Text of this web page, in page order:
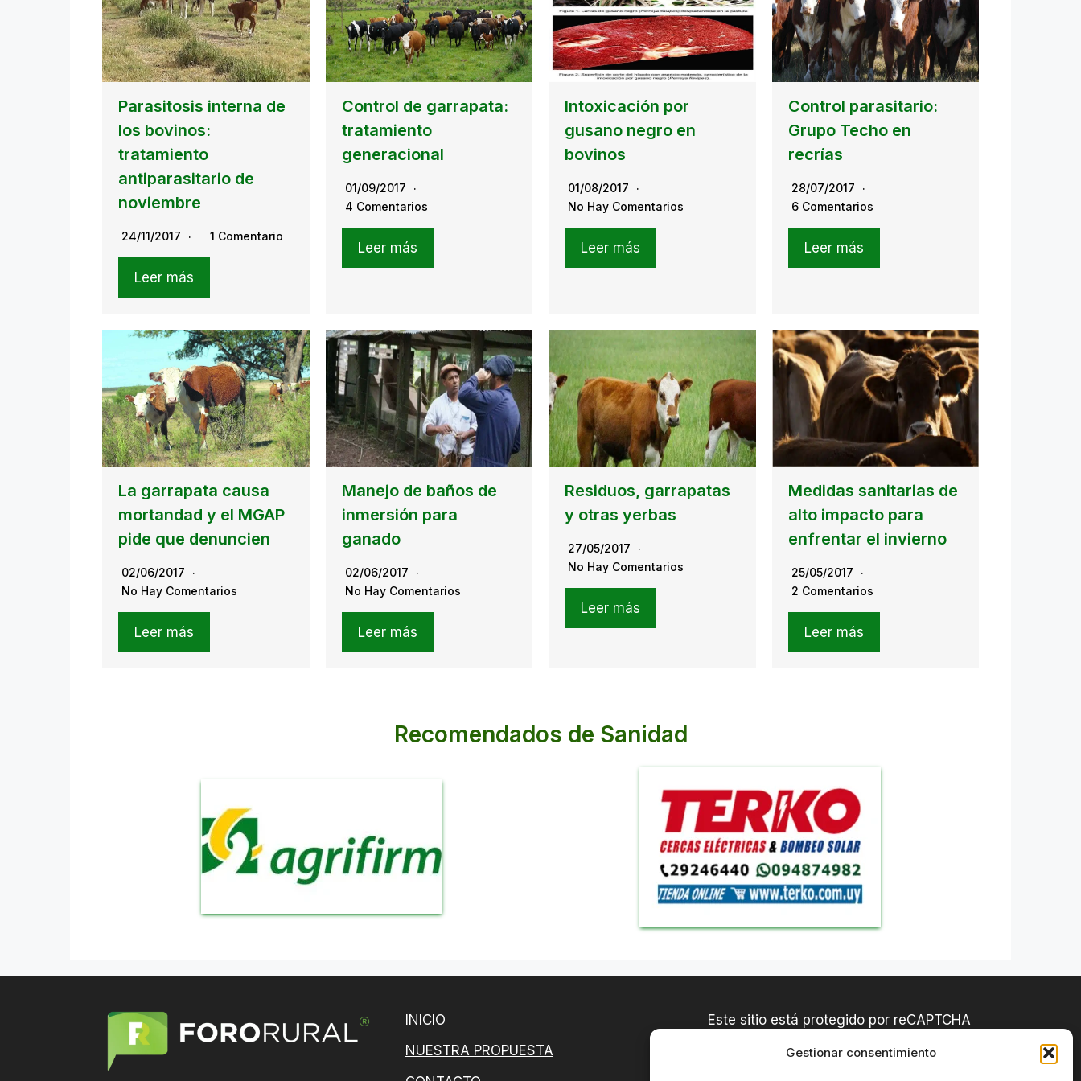
Gestionar consentimiento
Parasitosis interna de
los bovinos:
tratamiento
antiparasitario de
noviembre
24/11/2017 1 Comentario
Leer más
Control de garrapata:
tratamiento
generacional
01/09/2017
4 Comentarios
Leer más
Intoxicación por
gusano negro en
bovinos
01/08/2017
No Hay Comentarios
Leer más
Control parasitario:
Grupo Techo en
recrías
28/07/2017
6 Comentarios
Leer más
La garrapata causa
mortandad y el MGAP
pide que denuncien
02/06/2017
No Hay Comentarios
Leer más
Manejo de baños de
inmersión para
ganado
02/06/2017
No Hay Comentarios
Leer más
Residuos, garrapatas
y otras yerbas
27/05/2017
No Hay Comentarios
Leer más
Medidas sanitarias de
alto impacto para
enfrentar el invierno
25/05/2017
2 Comentarios
Leer más
Recomendados de Sanidad
INICIO
NUESTRA PROPUESTA
Este sitio está protegido por reCAPTCHA